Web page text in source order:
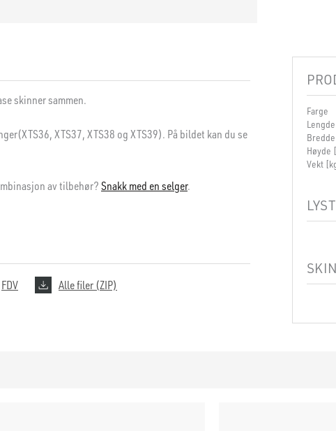
skinner sammen.
XTS37, XTS38 og XTS39). På bildet kan du se
av tilbehør? Snakk med en selger.
FDV Alle filer (ZIP)
Farge
Høyde
Vekt